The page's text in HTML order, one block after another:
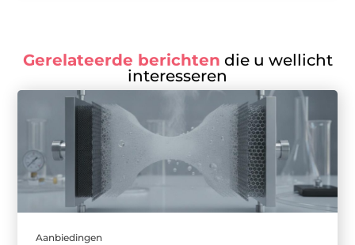
Gerelateerde berichten die u wellicht
interesseren
Aanbiedingen